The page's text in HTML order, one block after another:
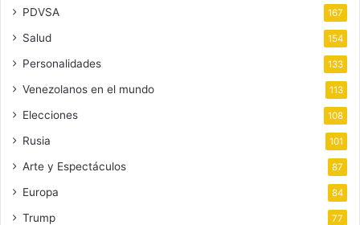
PDVSA 167
Salud 154
Personalidades 133
Venezolanos en el mundo 113
Elecciones 108
Rusia 101
Arte y Espectáculos 87
Europa 84
Trump 77